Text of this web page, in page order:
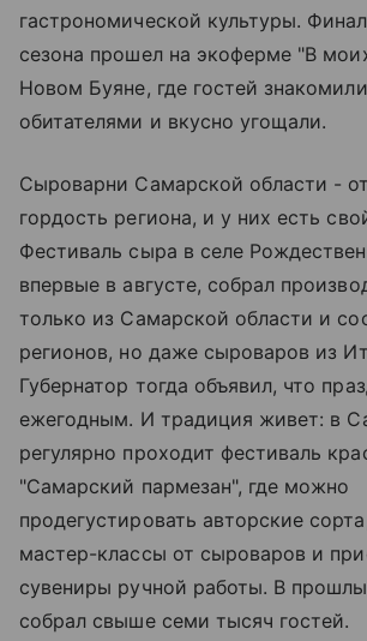
гастрономической культуры.
сезона прошел на экоферме "В
Новом Буяне, где гостей
обитателями и вкусно угощали.
Сыроварни Самарской области -
гордость региона, и у них есть
Фестиваль сыра в селе
впервые в августе, собрал
только из Самарской области и
регионов, но даже сыроваров из
Губернатор тогда объявил, что
ежегодным. И традиция живет: в
регулярно проходит фестиваль
"Самарский пармезан", где можно
продегустировать авторские
мастер-классы от сыроваров и
сувениры ручной работы. В
собрал свыше семи тысяч гостей.